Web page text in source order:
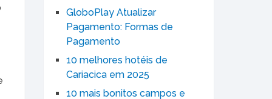
GloboPlay Atualizar
Pagamento: Formas de
Pagamento
10 melhores hotéis de
Cariacica em 2025
10 mais bonitos campos e